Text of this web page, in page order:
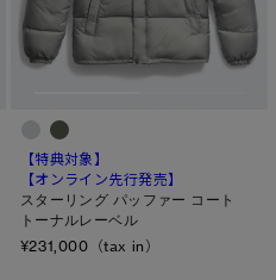
キャンセル
選択
【特典対象】
【オンライン先行発売】
スターリング パッファー コート
トーナルレーベル
¥231,000（tax in）